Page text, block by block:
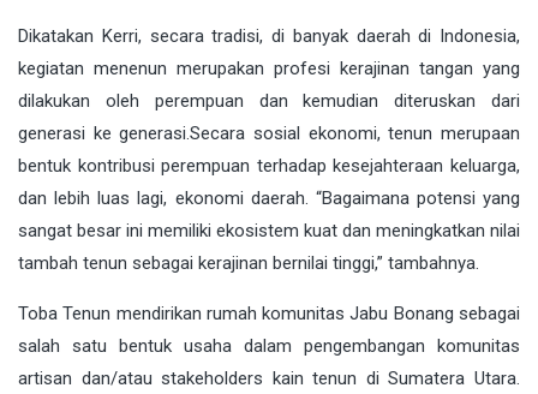
Dikatakan Kerri, secara tradisi, di banyak daerah di Indonesia,
kegiatan menenun merupakan profesi kerajinan tangan yang
dilakukan oleh perempuan dan kemudian diteruskan dari
generasi ke generasi.Secara sosial ekonomi, tenun merupaan
bentuk kontribusi perempuan terhadap kesejahteraan keluarga,
dan lebih luas lagi, ekonomi daerah. “Bagaimana potensi yang
sangat besar ini memiliki ekosistem kuat dan meningkatkan nilai
tambah tenun sebagai kerajinan bernilai tinggi,” tambahnya.
Toba Tenun mendirikan rumah komunitas Jabu Bonang sebagai
salah satu bentuk usaha dalam pengembangan komunitas
artisan dan/atau stakeholders kain tenun di Sumatera Utara.